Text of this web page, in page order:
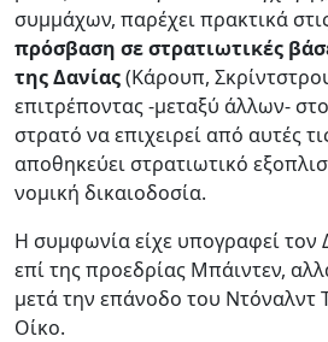
συμμάχων, παρέχει πρακτικά
πρόσβαση σε στρατιωτικές
της Δανίας(Κάρουπ,
επιτρέποντας -μεταξύ άλλων-
στρατό να επιχειρεί από αυτές
αποθηκεύει στρατιωτικό
νομική δικαιοδοσία.
Η συμφωνία είχε υπογραφεί τον
επί της προεδρίας Μπάιντεν,
μετά την επάνοδο του Ντόναλντ
Οίκο.